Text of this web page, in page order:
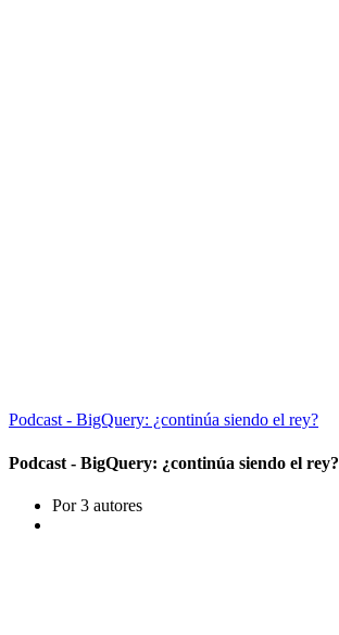
Podcast - BigQuery: ¿continúa siendo el rey?
Podcast - BigQuery: ¿continúa siendo el rey?
Por 3 autores